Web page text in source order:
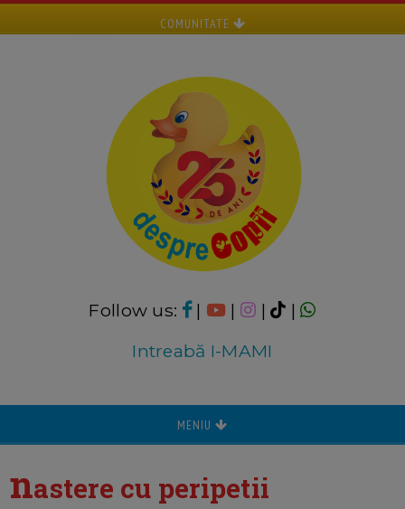
COMUNITATE
Follow us: | | |
|
Intreabă I-MAMI
MENIU
nastere cu peripetii